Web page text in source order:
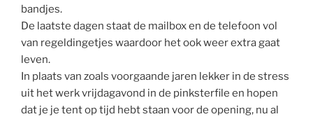
bandjes.
De laatste dagen staat de mailbox en de telefoon vol
van regeldingetjes waardoor het ook weer extra gaat
leven.
In plaats van zoals voorgaande jaren lekker in de stress
uit het werk vrijdagavond in de pinksterfile en hopen
dat je je tent op tijd hebt staan voor de opening, nu al